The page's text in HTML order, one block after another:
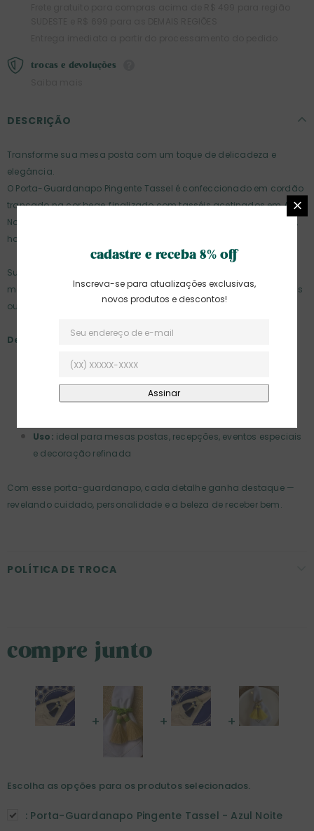
trocas e devoluções
DESCRIÇÃO
Transforme sua mesa posta com um toque de delicadeza e
elegância.
O Porta-Guardanapo Pingente Tassel é confeccionado em cordão
trançado na cor bege, finalizado com tasséis acetinados em Azul
Noite — um detalhe suave e contemporâneo que adiciona leveza,
harmonia e charme à composição.
Sua presença cria movimento e textura, tornando cada lugar à
mesa mais especial, seja em jantares festivos, almoços elegantes
ou no cuidado diário com a sua casa.
Detalhes do Produto:
Material:
cordão trançado + tassel de fios acetinados
bege com tassel azul noite
Uso: ideal para mesas postas, recepções, eventos especiais
e decoração refinada
Com esse porta-guardanapo, cada detalhe ganha destaque —
revelando cuidado, personalidade e a beleza de receber bem.
POLÍTICA DE TROCA
compre junto
Escolha as opções para os produtos selecionados.
: Porta-Guardanapo Pingente Tassel - Azul Noite
cadastre e receba 8% off
Inscreva-se para atualizações exclusivas,
novos produtos e descontos!